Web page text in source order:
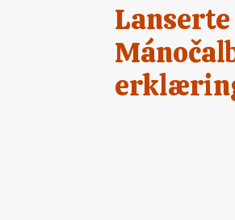
Lanserte